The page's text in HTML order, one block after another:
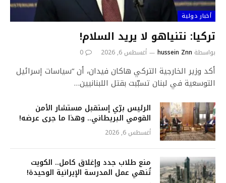
أخبار دولية
تركيا: نتنياهو لا يريد السلام!
بواسطة hussein Znn أغسطس 6, 2026 0
أكد وزير الخارجية التركي هاكان فيدان، أن “سياسات إسرائيل
التوسعية في لبنان تسبّبت بقتل اللبنانيين…
الرئيس برّي إستقبل مستشار الأمن
القومي البريطاني.. وهذا ما جرى عرضه!
أغسطس 6, 2026
منع طلاب جدد وإغلاق كامل.. الكويت
تُنهي عمل المدرسة الإيرانية الوحيدة!